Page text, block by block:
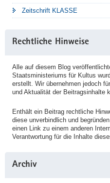
Zeitschrift KLASSE
Rechtliche Hinweise
Alle auf diesem Blog
Staatsministeriums für Kultus
erstellt. Wir übernehmen jedoch
und Aktualität der Beitragsinhalte
Enthält ein Beitrag rechtliche
diese unverbindlich und
einen Link zu einem anderen
Verantwortung für die Inhalte
Archiv